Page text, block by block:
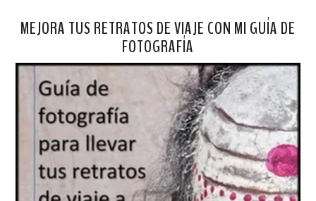
MEJORA TUS RETRATOS DE VIAJE CON MI GUÍA DE
FOTOGRAFÍA